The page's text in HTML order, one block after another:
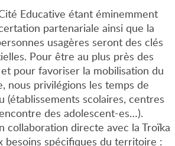
Educative étant éminemment
partenariale ainsi que la
usagères seront des clés
Pour être au plus près des
pour favoriser la mobilisation du
nous privilégions les temps de
(établissements scolaires, centres
des adolescent-es…).
collaboration directe avec la Troïka
besoins spécifiques du territoire :